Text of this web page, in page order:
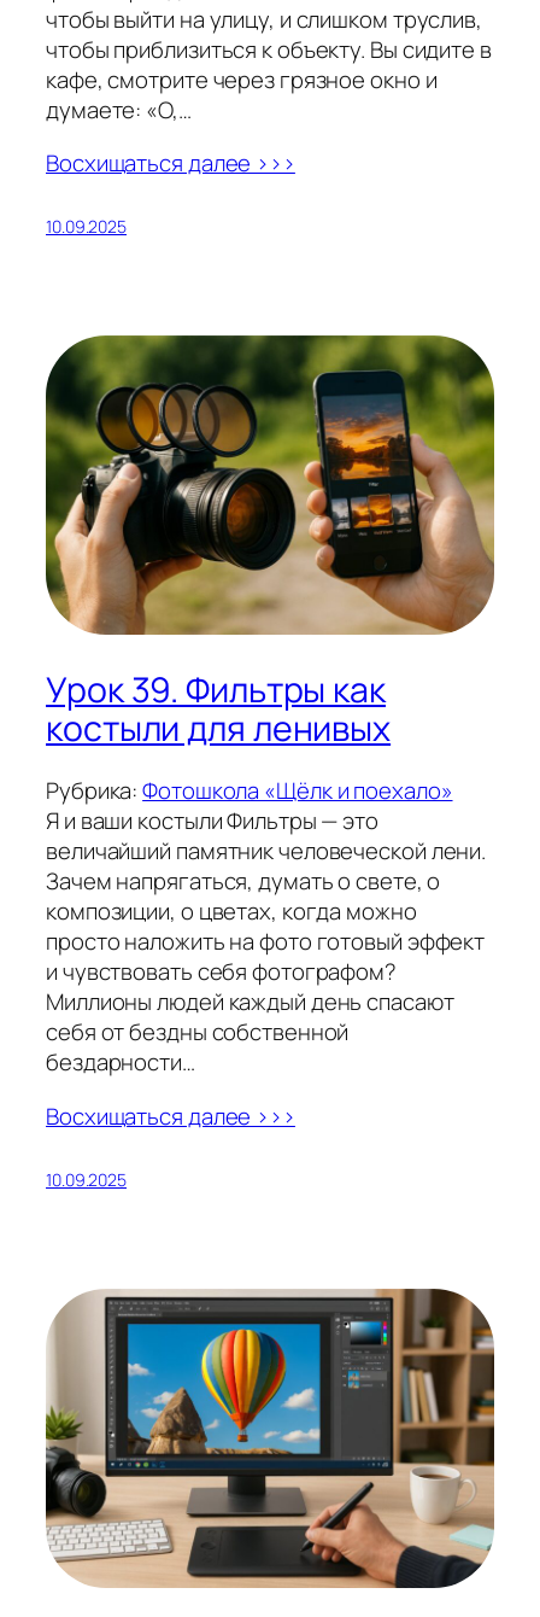
чтобы выйти на улицу, и слишком труслив,
чтобы приблизиться к объекту. Вы сидите в
кафе, смотрите через грязное окно и
думаете: «О,…
Восхищаться далее >>>
10.09.2025
Урок 39. Фильтры как
костыли для ленивых
Рубрика:Фотошкола «Щёлк и поехало»
Я и ваши костыли Фильтры — это
величайший памятник человеческой лени.
Зачем напрягаться, думать о свете, о
композиции, о цветах, когда можно
просто наложить на фото готовый эффект
и чувствовать себя фотографом?
Миллионы людей каждый день спасают
себя от бездны собственной
бездарности…
Восхищаться далее >>>
10.09.2025